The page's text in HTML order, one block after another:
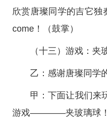
欣赏唐璨同学的吉它独
come！（鼓掌）
（十三）游戏：夹
乙：感谢唐璨同学
甲：下面让我们来
游戏————夹玻璃球！